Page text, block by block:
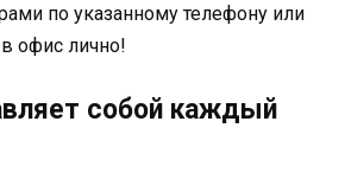
по указанному телефону или
офис лично!
собой каждый